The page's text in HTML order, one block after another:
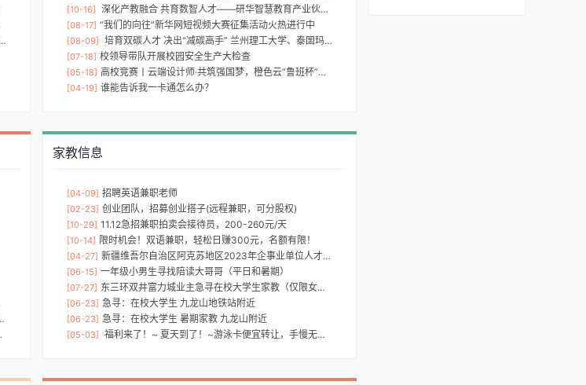
[10-16] 深化产教融合 共育数智人才——研华智慧教育产业伙伴峰会将在昆山举办
[08-17] “我们的向往”新华网短视频大赛征集活动火热进行中
[08-09] 培育双碳人才 决出“减碳高手” 兰州理工大学、泰国玛希敦大学参赛团队夺冠
[07-18] 校领导带队开展校园安全生产大检查
[05-18] 高校竞赛丨云端设计师·共筑强国梦，橙色云“鲁班杯”创新设计大赛正式开启
[04-19] 谁能告诉我一卡通怎么办？
家教信息
[04-09] 招聘英语兼职老师
[02-23] 创业团队，招募创业搭子(远程兼职，可分股权)
[10-29] 11.12急招兼职拍卖会接待员，200-260元/天
[10-14] 限时机会！双语兼职，轻松日赚300元，名额有限！
[04-27] 新疆维吾尔自治区阿克苏地区2023年企事业单位人才引进
[06-15] 一年级小男生寻找陪读大哥哥（平日和暑期）
[07-27] 东三环双井富力城业主急寻在校大学生家教（仅限女生）
[06-23] 急寻：在校大学生 九龙山地铁站附近
[06-23] 急寻：在校大学生 暑期家教 九龙山附近
[05-03] 福利来了！~ 夏天到了！~游泳卡便宜转让，手慢无啊！~~